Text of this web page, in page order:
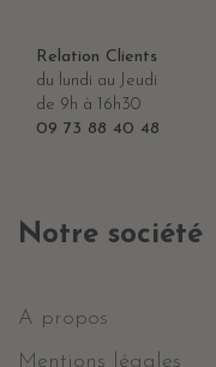
Relation Clients
du lundi au Jeudi
de 9h à 16h30
09 73 88 40 48
Notre société
A propos
Mentions légales